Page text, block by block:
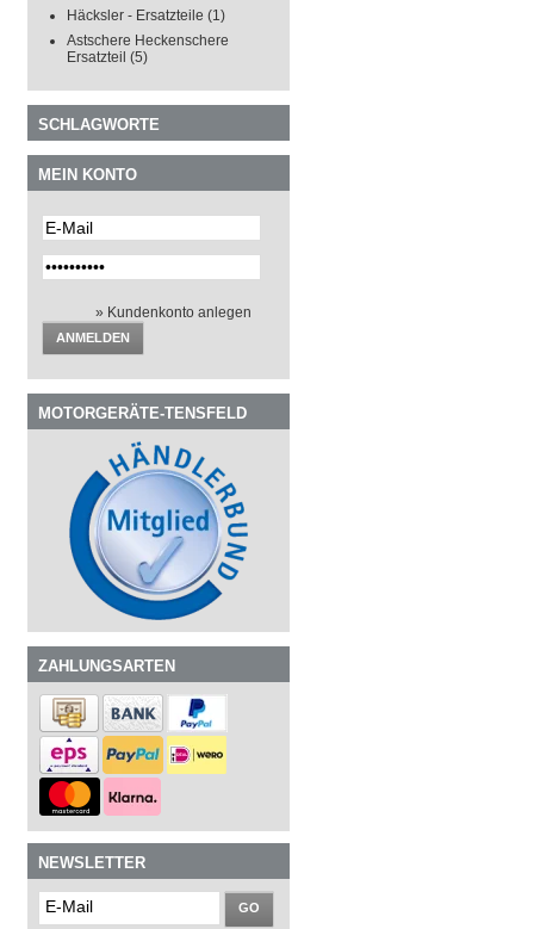
Häcksler - Ersatzteile (1)
Astschere Heckenschere
Ersatzteil (5)
SCHLAGWORTE
MEIN KONTO
» Kundenkonto anlegen
ANMELDEN
MOTORGERÄTE-TENSFELD
ZAHLUNGSARTEN
NEWSLETTER
GO